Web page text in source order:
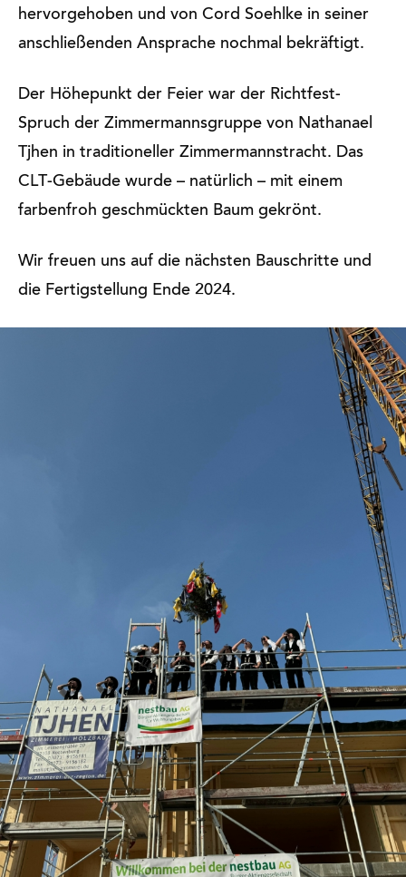
hervorgehoben und von Cord Soehlke in seiner
anschließenden Ansprache nochmal bekräftigt.
Der Höhepunkt der Feier war der Richtfest-
Spruch der Zimmermannsgruppe von Nathanael
Tjhen in traditioneller Zimmermannstracht. Das
CLT-Gebäude wurde – natürlich – mit einem
farbenfroh geschmückten Baum gekrönt.
Wir freuen uns auf die nächsten Bauschritte und
die Fertigstellung Ende 2024.